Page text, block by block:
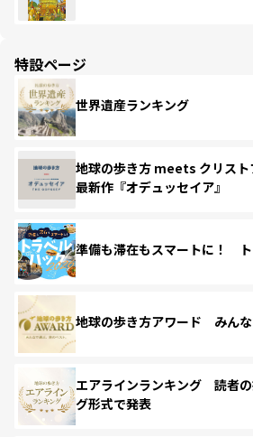
特設ページ
世界遺産ランキング
地球の歩き方 meets クリスト
最新作『オデュッセイア』
準備も滞在もスマートに！
地球の歩き方アワード みんな
エアラインランキング 読者
グ形式で発表